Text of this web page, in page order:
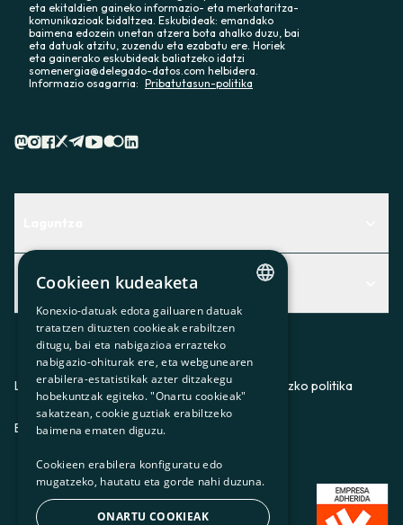
eta ekitaldien gaineko informazio- eta merkataritza-
komunikazioak bidaltzea. Eskubideak: emandako
baimena edozein unetan atzera bota ahalko duzu, bai
eta datuak atzitu, zuzendu eta ezabatu ere. Horiek
eta gainerako eskubideak baliatzeko idatzi
somenergia@delegado-datos.com helbidera.
Informazio osagarria: Pribatutasun-politika
Centro de Ayuda
Aurkitu zerbitzurik egokiena zuretzat
Contacto
Albisteak
Albisteak
Bazkideen txokoa
Prentsa
Gurekin lan egin
Lege-oharraPribatutasun-politikaCookieei buruzko politika
ES CAGLEU
CATALAN
SPANISH
GL
BASQUE
Cookieen kudeaketa
Konexio-datuak edota gailuaren datuak
tratatzen dituzten cookieak erabiltzen
ditugu, bai eta nabigazioa errazteko
nabigazio-ohiturak ere, eta webgunearen
erabilera-estatistikak azter ditzakegu
hobekuntzak egiteko. "Onartu cookieak"
sakatzean, cookie guztiak erabiltzeko
baimena ematen diguzu.
Cookieen erabilera konfiguratu edo
mugatzeko, hautatu eta gorde nahi duzuna.
ONARTU COOKIEAK